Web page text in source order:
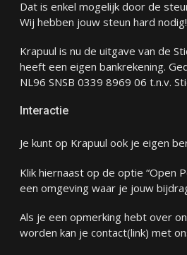
Dat is enkel mogelijk door de
Wij hebben jouw steun hard nodig!
Krapuul is nu de uitgave van de
heeft een eigen bankrekening.
NL96 SNSB 0339 8969 06 t.n.v.
Interactie
Je kunt op Krapuul ook je eigen
Klik hiernaast op de optie “Open
een omgeving waar je jouw
Als je een opmerking hebt over
worden kan je contact(link) met